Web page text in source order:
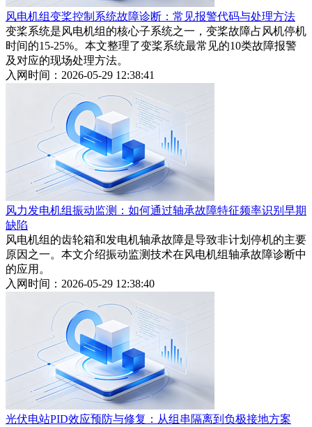
风电机组变桨控制系统故障诊断：常见报警代码与处理方法
变桨系统是风电机组的核心子系统之一，变桨故障占风机停机
时间的15-25%。本文整理了变桨系统最常见的10类故障报警
及对应的现场处理方法。
入网时间：2026-05-29 12:38:41
风力发电机组振动监测：如何通过轴承故障特征频率识别早期
缺陷
风电机组的齿轮箱和发电机轴承故障是导致非计划停机的主要
原因之一。本文介绍振动监测技术在风电机组轴承故障诊断中
的应用。
入网时间：2026-05-29 12:38:40
光伏电站PID效应预防与修复：从组串隔离到负极接地方案